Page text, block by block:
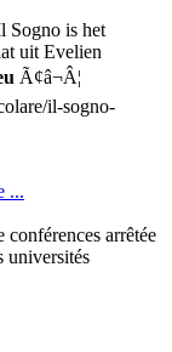
is het
uit Evelien
Ã¢â¬Â¦
il-sogno-
...
arrêtée
universités